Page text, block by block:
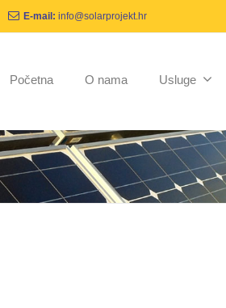
E-mail: info@solarprojekt.hr
Početna O nama Usluge